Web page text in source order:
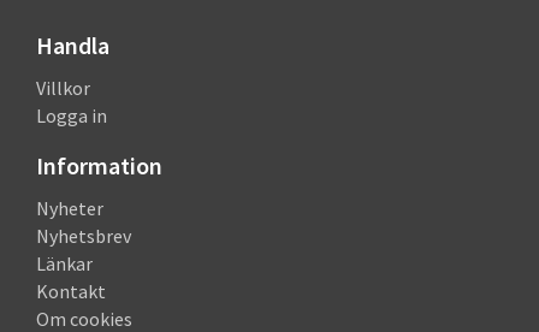
Handla
Villkor
Logga in
Information
Nyheter
Nyhetsbrev
Länkar
Kontakt
Om cookies